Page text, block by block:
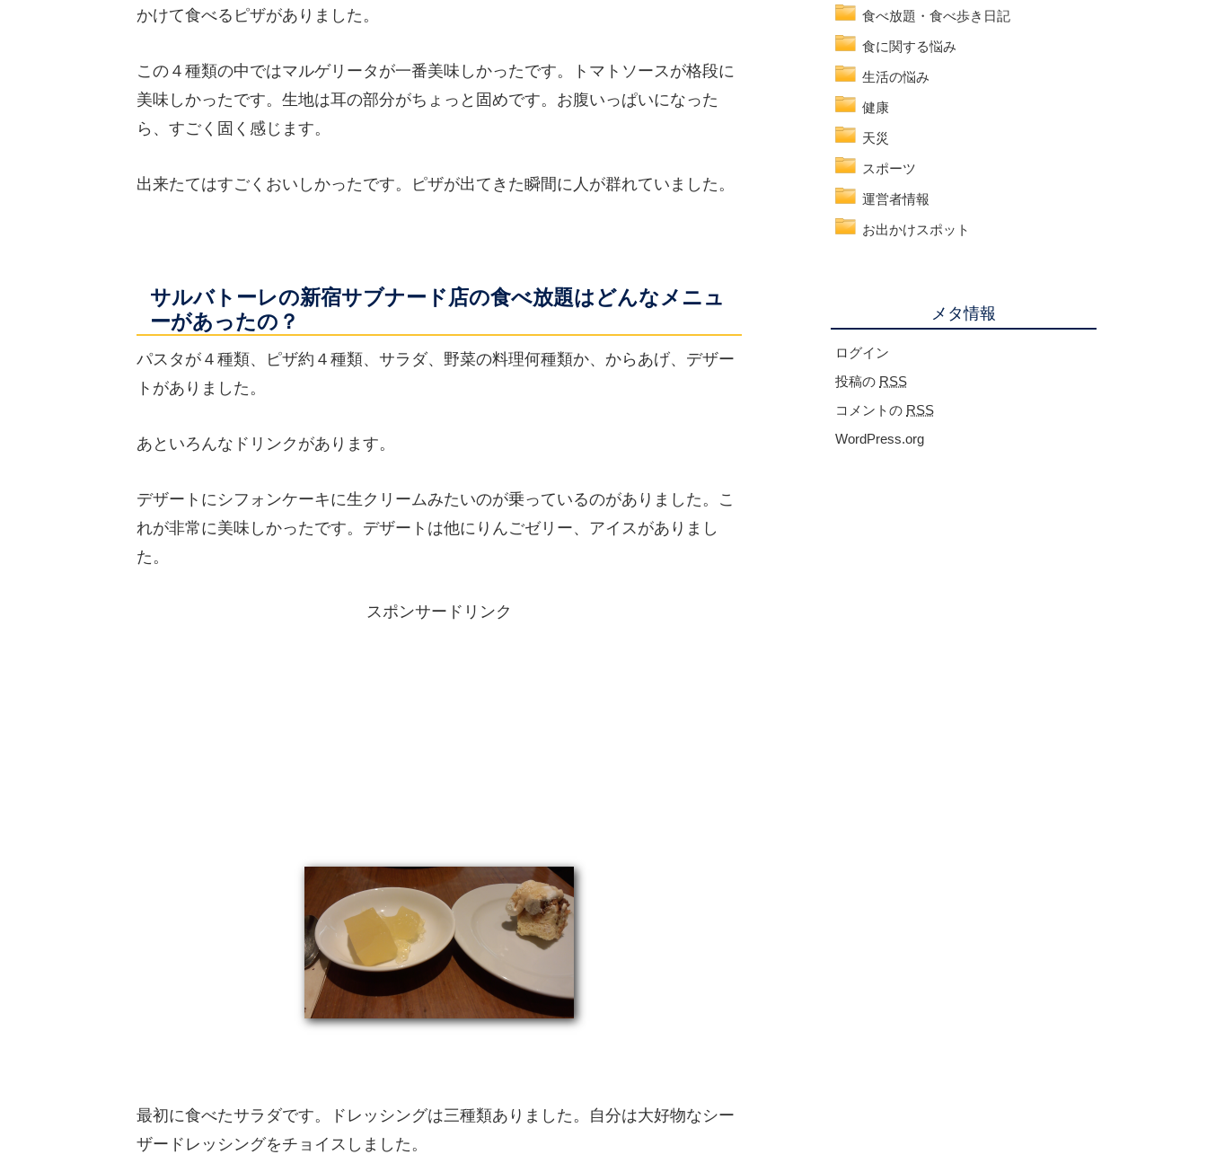
かけて食べるピザがありました。
この４種類の中ではマルゲリータが一番美味しかったです。トマトソースが格段に
美味しかったです。生地は耳の部分がちょっと固めです。お腹いっぱいになった
ら、すごく固く感じます。
出来たてはすごくおいしかったです。ピザが出てきた瞬間に人が群れていました。
サルバトーレの新宿サブナード店の食べ放題はどんなメニュ
ーがあったの？
パスタが４種類、ピザ約４種類、サラダ、野菜の料理何種類か、からあげ、デザー
トがありました。
あといろんなドリンクがあります。
デザートにシフォンケーキに生クリームみたいのが乗っているのがありました。こ
れが非常に美味しかったです。デザートは他にりんごゼリー、アイスがありまし
た。
スポンサードリンク
最初に食べたサラダです。ドレッシングは三種類ありました。自分は大好物なシー
ザードレッシングをチョイスしました。
食べ放題・食べ歩き日記
食に関する悩み
生活の悩み
健康
天災
スポーツ
運営者情報
お出かけスポット
メタ情報
ログイン
投稿の RSS
コメントの RSS
WordPress.org